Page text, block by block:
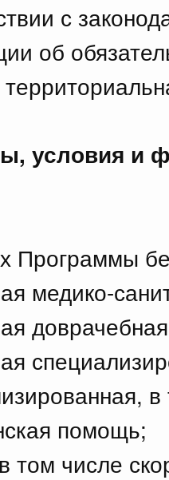
с
об
условия и
Программы
медико-
помощь;
том числе